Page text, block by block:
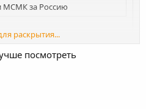
МСМК за Россию
раскрытия...
ЗМС ?
раскрытия...
посмотреть